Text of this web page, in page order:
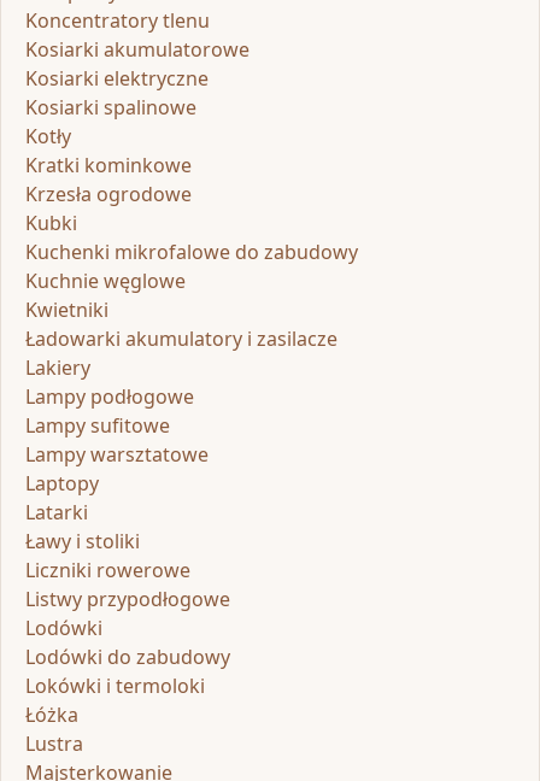
Koncentratory tlenu
Kosiarki akumulatorowe
Kosiarki elektryczne
Kosiarki spalinowe
Kotły
Kratki kominkowe
Krzesła ogrodowe
Kubki
Kuchenki mikrofalowe do zabudowy
Kuchnie węglowe
Kwietniki
Ładowarki akumulatory i zasilacze
Lakiery
Lampy podłogowe
Lampy sufitowe
Lampy warsztatowe
Laptopy
Latarki
Ławy i stoliki
Liczniki rowerowe
Listwy przypodłogowe
Lodówki
Lodówki do zabudowy
Lokówki i termoloki
Łóżka
Lustra
Majsterkowanie